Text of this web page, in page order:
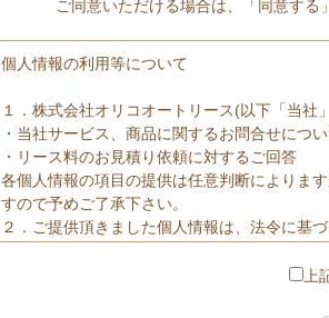
ご同意いただける場合は、「同意する
個人情報の利用等について
１．株式会社オリコオートリース(以下「当社
・当社サービス、商品に関するお問合せにつ
・リース料のお見積り依頼に対するご回答
各個人情報の項目の提供は任意判断によりま
すので予めご了承下さい。
２．ご提供頂きました個人情報は、法令に基
３．当社は個人情報の取扱業務の全部または
上